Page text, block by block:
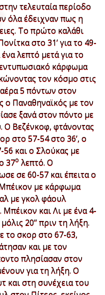
τελευταία περίοδο
όλα έδειχναν πως η
Το πρώτο καλάθι
στο 31’ για το 49-
λεπτό μετά για το
κάρφωμα
τον κόσμο στις
5 πόντων στον
ο Παναθηναϊκός με τον
ξανά στον πόντο με
Ο Βεζένκοφ, φτάνοντας
στο 57-54 στο 36’, ο
και ο Σλούκας με
37ο λεπτό. Ο
σε 60-57 και έπειτα ο
με κάρφωμα
με γκολ φάουλ
και Λι με ένα 4-
20’’ πριν τη λήξη.
το σκορ στο 67-63,
και με τον
πλησίασαν στον
για τη λήξη. Ο
και στη συνέχεια του